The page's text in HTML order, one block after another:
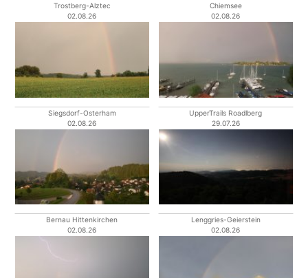
Trostberg-Alztec
02.08.26
Chiemsee
02.08.26
Siegsdorf-Osterham
02.08.26
UpperTrails Roadlberg
29.07.26
Bernau Hittenkirchen
02.08.26
Lenggries-Geierstein
02.08.26